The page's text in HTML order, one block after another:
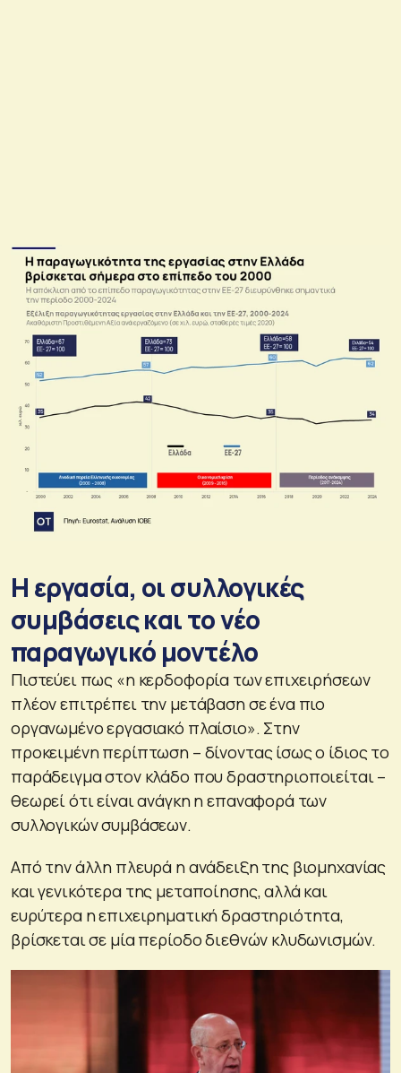
Η εργασία, οι συλλογικές
συμβάσεις και το νέο
παραγωγικό μοντέλο
Πιστεύει πως «η κερδοφορία των επιχειρήσεων
πλέον επιτρέπει την μετάβαση σε ένα πιο
οργανωμένο εργασιακό πλαίσιο». Στην
προκειμένη περίπτωση – δίνοντας ίσως ο ίδιος το
παράδειγμα στον κλάδο που δραστηριοποιείται –
θεωρεί ότι είναι ανάγκη η επαναφορά των
συλλογικών συμβάσεων.
Από την άλλη πλευρά η ανάδειξη της βιομηχανίας
και γενικότερα της μεταποίησης, αλλά και
ευρύτερα η επιχειρηματική δραστηριότητα,
βρίσκεται σε μία περίοδο διεθνών κλυδωνισμών.